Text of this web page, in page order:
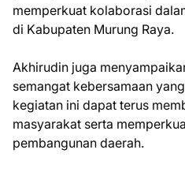
memperkuat kolaborasi
di Kabupaten Murung Raya.
Akhirudin juga
semangat kebersamaan
kegiatan ini dapat terus
masyarakat serta
pembangunan daerah.